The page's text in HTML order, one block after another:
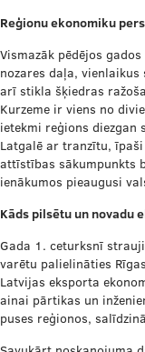
Reģionu ekonomiku
Vismazāk pēdējos
nozares daļa,
arī stikla šķiedras
Kurzeme ir viens no
ietekmi reģions
Latgalē ar tranzītu,
attīstības sākumpunkts
ienākumos pieaugusi
Kāds pilsētu un novadu
Gada 1. ceturksnī
varētu palielināties
Latvijas eksporta
ainai pārtikas un
puses reģionos,